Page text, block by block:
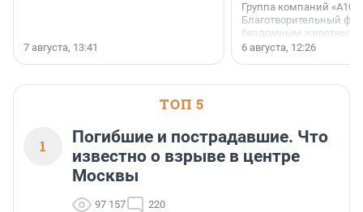
7 августа, 13:41
Группа компаний
Благотворительный
бездомным животным
заключили соглашение
6 августа, 12:26
ТОП 5
1
Погибшие и пострадавшие. Что
известно о взрыве в центре
Москвы
97 157 220